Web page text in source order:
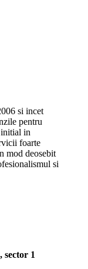
si incet
pentru
initial in
foarte
mod deosebit
si
sector 1